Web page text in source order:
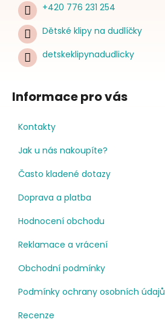
+420 776 231 254
Dětské klipy na dudlíčky
detskeklipynadudlicky
Informace pro vás
Kontakty
Jak u nás nakoupíte?
Často kladené dotazy
Doprava a platba
Hodnocení obchodu
Reklamace a vrácení
Obchodní podmínky
Podmínky ochrany osobních údajů
Recenze